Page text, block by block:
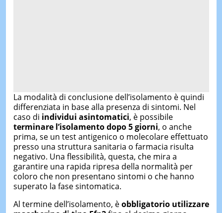
La modalità di conclusione dell’isolamento è quindi
differenziata in base alla presenza di sintomi. Nel
caso di individui asintomatici, è possibile
terminare l’isolamento dopo 5 giorni, o anche
prima, se un test antigenico o molecolare effettuato
presso una struttura sanitaria o farmacia risulta
negativo. Una flessibilità, questa, che mira a
garantire una rapida ripresa della normalità per
coloro che non presentano sintomi o che hanno
superato la fase sintomatica.
Al termine dell’isolamento, èobbligatorio utilizzare